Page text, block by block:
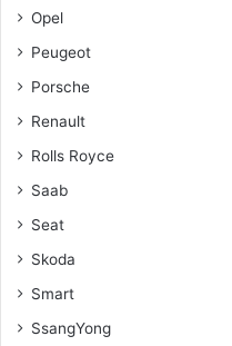
Opel
Peugeot
Porsche
Renault
Rolls Royce
Saab
Seat
Skoda
Smart
SsangYong